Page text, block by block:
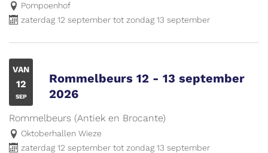
Pompoenhof
zaterdag 12 september tot zondag 13 september
VAN
ZA
12
SEP
Rommelbeurs 12 - 13 september
2026
Rommelbeurs (Antiek en Brocante)
Oktoberhallen Wieze
zaterdag 12 september tot zondag 13 september